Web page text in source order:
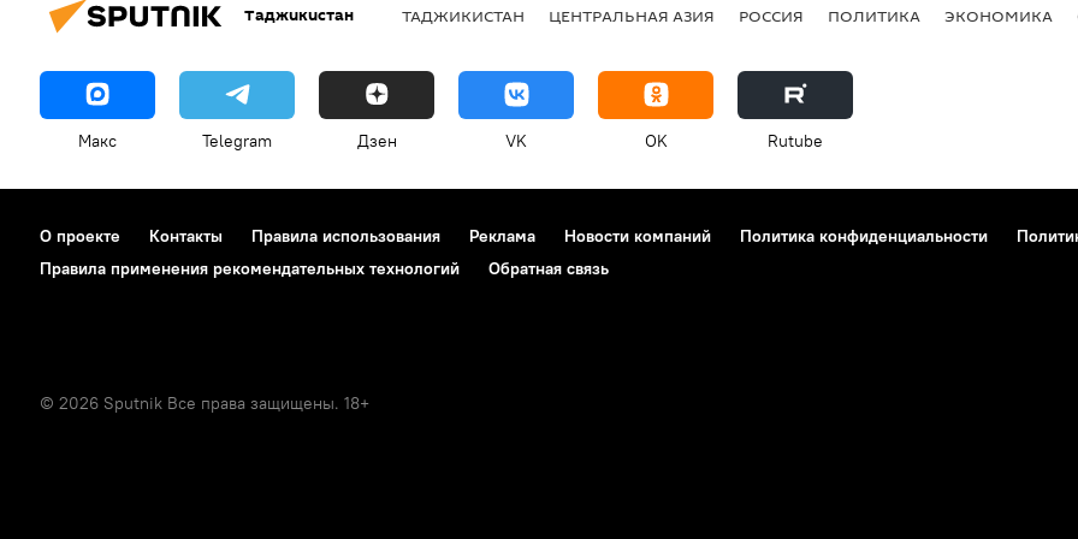
Таджикистан ТАДЖИКИСТАН ЦЕНТРАЛЬНАЯ АЗИЯ РОССИЯ ПОЛИТИКА ЭКОНОМИКА
Макс Telegram Дзен VK OK Rutube
О проекте Контакты Правила использования Реклама Новости компаний Политика конфиденциальности
Правила применения рекомендательных технологий
Обратная связь
© 2026 Sputnik Все права защищены. 18+